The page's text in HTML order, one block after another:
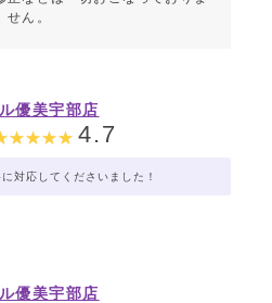
せん。
優美宇部店
4.7
対応してくださいました！
優美宇部店